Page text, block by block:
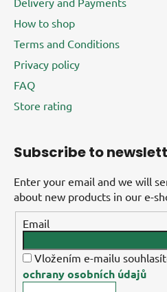
How to shop
Terms and Conditions
Privacy policy
FAQ
Store rating
Subscribe to
Enter your email and we will
about new products in our e-
Email
Vložením e-mailu
ochrany osobních údajů